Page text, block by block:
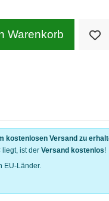
Warenkorb
kostenlosen Versand zu
liegt, ist der Versand kostenlos!
EU-Länder.